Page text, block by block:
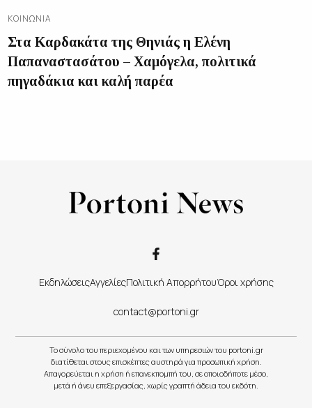
ΚΟΙΝΩΝΊΑ
Στα Καρδακάτα της Θηνιάς η Ελένη
Παπαναστασάτου – Χαμόγελα, πολιτικά
πηγαδάκια και καλή παρέα
ΕκδηλώσειςΑγγελίεςΠολιτική ΑπορρήτουΌροι χρήσης
contact@portoni.gr
Το σύνολο του περιεχομένου και των υπηρεσιών του portoni.gr
διατίθεται στους επισκέπτες αυστηρά για προσωπική χρήση.
Απαγορεύεται η χρήση ή επανεκπομπή του, σε οποιοδήποτε μέσο,
μετά ή άνευ επεξεργασίας, χωρίς γραπτή άδεια του εκδότη.